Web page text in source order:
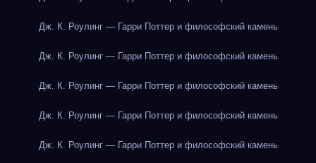
Дж. К. Роулинг — Гарри Поттер и философский камень
Дж. К. Роулинг — Гарри Поттер и философский камень
Дж. К. Роулинг — Гарри Поттер и философский камень
Дж. К. Роулинг — Гарри Поттер и философский камень
Дж. К. Роулинг — Гарри Поттер и философский камень